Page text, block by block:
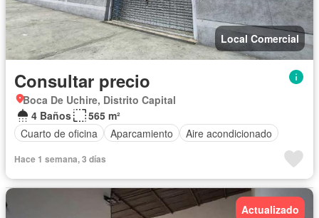
Local Comercial
Consultar precio
Boca De Uchire, Distrito Capital
4 Baños
565 m²
Cuarto de oficina
Aparcamiento Aire acondicionado
Hace 1 semana, 3 días
Actualizado